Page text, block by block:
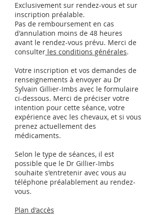
Exclusivement sur rendez-vous et sur
inscription préalable.
Pas de remboursement en cas
d'annulation moins de 48 heures
avant le rendez-vous prévu. Merci de
consulter les conditions générales.
Votre inscription et vos demandes de
renseignements à envoyer au Dr
Sylvain Gillier-Imbs avec le formulaire
ci-dessous. Merci de préciser votre
intention pour cette séance, votre
expérience avec les chevaux, et si vous
prenez actuellement des
médicaments.
Selon le type de séances, il est
possible que le Dr Gillier-Imbs
souhaite s'entretenir avec vous au
téléphone préalablement au rendez-
vous.
Plan d'accès